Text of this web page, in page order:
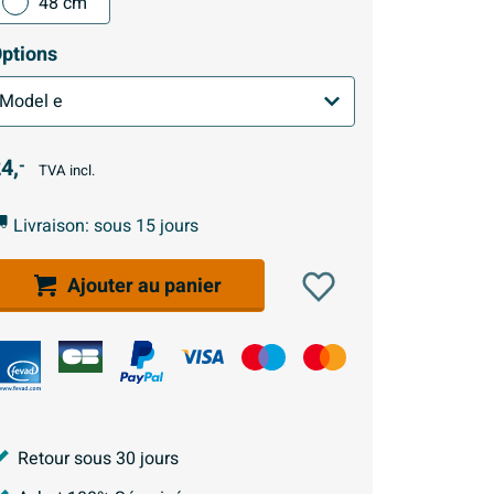
- TVA incl.
Livraison: sous 15 jours
Ajouter au panier
Retour sous 30 jours